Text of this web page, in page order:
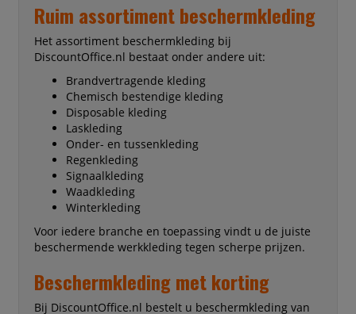
Ruim assortiment beschermkleding
Het assortiment beschermkleding bij
DiscountOffice.nl bestaat onder andere uit:
Brandvertragende kleding
Chemisch bestendige kleding
Disposable kleding
Laskleding
Onder- en tussenkleding
Regenkleding
Signaalkleding
Waadkleding
Winterkleding
Voor iedere branche en toepassing vindt u de juiste
beschermende werkkleding tegen scherpe prijzen.
Beschermkleding met korting
Bij DiscountOffice.nl bestelt u beschermkleding van